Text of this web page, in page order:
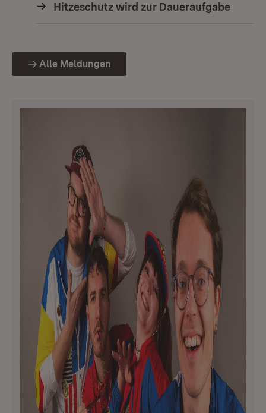
Hitzeschutz wird zur Daueraufgabe
Alle Meldungen